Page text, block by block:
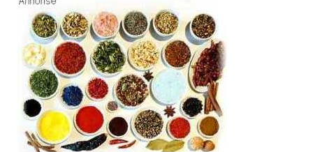
Rosépepper
Salvie
Sar (bønneurt)
Selleriblader
Smaken av skog